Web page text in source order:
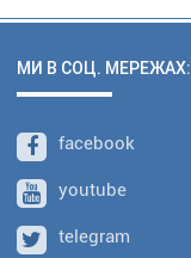
МИ В СОЦ. МЕРЕЖАХ:
facebook
youtube
telegram